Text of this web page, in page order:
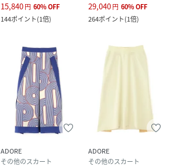
15,840円 60%OFF
144ポイント(1倍)
29,040円 60%OFF
264ポイント(1倍)
ADORE
その他のスカート
ADORE
その他のスカート